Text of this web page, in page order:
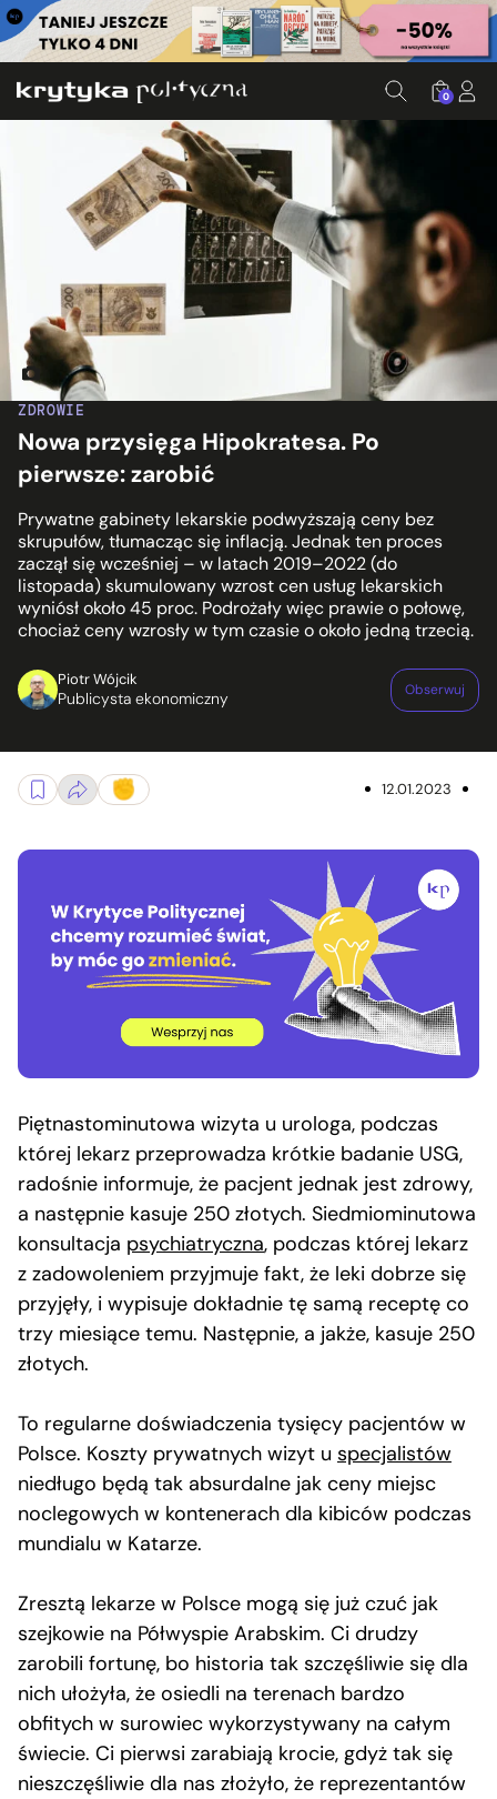
0
ZDROWIE
Nowa przysięga Hipokratesa. Po
pierwsze: zarobić
Prywatne gabinety lekarskie podwyższają ceny bez
skrupułów, tłumacząc się inflacją. Jednak ten proces
zaczął się wcześniej – w latach 2019–2022 (do
listopada) skumulowany wzrost cen usług lekarskich
wyniósł około 45 proc. Podrożały więc prawie o połowę,
chociaż ceny wzrosły w tym czasie o około jedną trzecią.
Piotr Wójcik
Publicysta ekonomiczny Obserwuj
Fot. Jonathan Borba/Unsplash, ed. KP
12.01.2023
Piętnastominutowa wizyta u urologa, podczas
której lekarz przeprowadza krótkie badanie USG,
radośnie informuje, że pacjent jednak jest zdrowy,
a następnie kasuje 250 złotych. Siedmiominutowa
konsultacja psychiatryczna, podczas której lekarz
z zadowoleniem przyjmuje fakt, że leki dobrze się
przyjęły, i wypisuje dokładnie tę samą receptę co
trzy miesiące temu. Następnie, a jakże, kasuje 250
złotych.
To regularne doświadczenia tysięcy pacjentów w
Polsce. Koszty prywatnych wizyt u specjalistów
niedługo będą tak absurdalne jak ceny miejsc
noclegowych w kontenerach dla kibiców podczas
mundialu w Katarze.
Zresztą lekarze w Polsce mogą się już czuć jak
szejkowie na Półwyspie Arabskim. Ci drudzy
zarobili fortunę, bo historia tak szczęśliwie się dla
nich ułożyła, że osiedli na terenach bardzo
obfitych w surowiec wykorzystywany na całym
świecie. Ci pierwsi zarabiają krocie, gdyż tak się
nieszczęśliwie dla nas złożyło, że reprezentantów